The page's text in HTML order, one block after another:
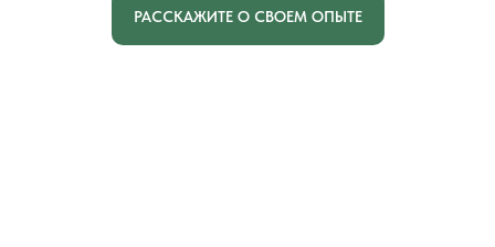
РАССКАЖИТЕ О СВОЕМ ОПЫТЕ